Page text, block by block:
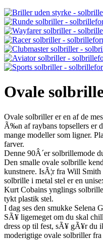
Ovale
Ovale solbriller er en af de
Ã‰n af raybans topsellers er
mange modeller som ligner.
farver.
Denne 90Â´er solbrillemode
Den smalle ovale solbrille
kunstnere. IsÃ¦r fra Will
solbrille i metal stel er en
Kurt Cobains ynglings
tykt plastik stel.
I dag ses den smukke Selena
SÃ¥ ligemeget om du skal
dress op til fest, sÃ¥ gÃ¥r du
moderigtige ovale solbriller